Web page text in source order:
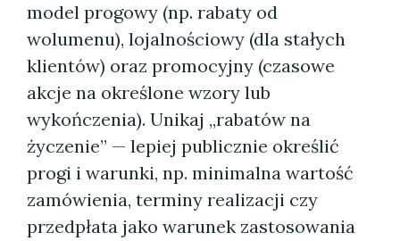
model progowy (np. rabaty od
wolumenu), lojalnościowy (dla stałych
klientów) oraz promocyjny (czasowe
akcje na określone wzory lub
wykończenia). Unikaj „rabatów na
życzenie” — lepiej publicznie określić
progi i warunki, np. minimalna wartość
zamówienia, terminy realizacji czy
przedpłata jako warunek zastosowania